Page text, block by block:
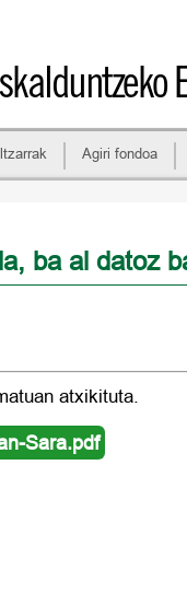
Agiri fondoa
ba al datoz
atxikituta.
Sara.pdf